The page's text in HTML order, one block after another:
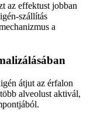
az effektust jobban
szállítás
a
átjut az érfalon
alveolust aktivál,